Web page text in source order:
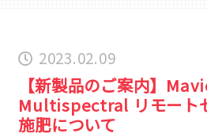
2023.02.09
【新製品のご案内】
Multispectral リモート
施肥について